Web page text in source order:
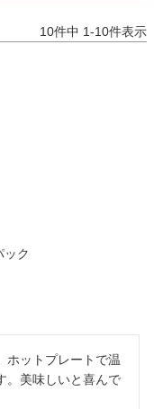
10件中 1-10件表示
ク
ホットプレートで温
。美味しいと喜んで